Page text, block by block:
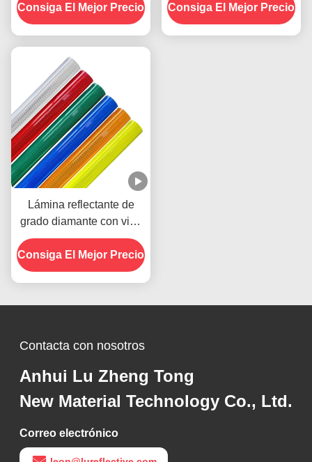
Estructura
Microprismática para
Consiga El Mejor Precio
años de vida útil
Consiga El Mejor Precio
Lámina reflectante de
grado diamante con vida
útil de 10 años, adhesivo
sensible a la presión y
construcción prismática
Consiga El Mejor Precio
Contacta con nosotros
Anhui Lu Zheng Tong
New Material Technology Co., Ltd.
Correo electrónico